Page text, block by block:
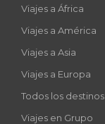
Viajes a África
Viajes a América
Viajes a Asia
Viajes a Europa
Todos los destinos
Viajes en Grupo